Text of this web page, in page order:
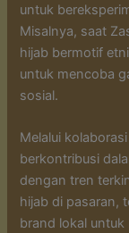
untuk
Misalnya, saat
hijab bermotif
untuk mencoba
sosial.
Melalui
berkontribusi
dengan tren
hijab di pasaran,
brand lokal